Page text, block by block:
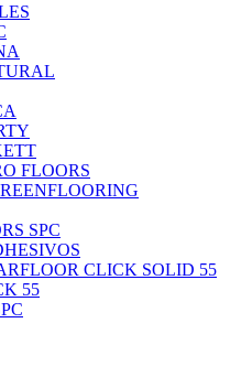
FLOORS
SPC
CLICK SOLID 55
55